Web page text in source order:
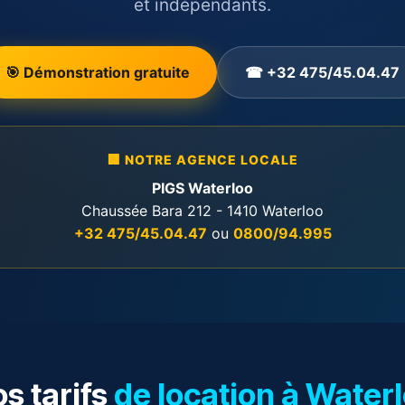
et indépendants.
🎯 Démonstration gratuite ☎ +32 475/45.04.47
🏢 NOTRE AGENCE LOCALE
PIGS Waterloo
Chaussée Bara 212 - 1410 Waterloo
+32 475/45.04.47 ou 0800/94.995
tarifsde location à